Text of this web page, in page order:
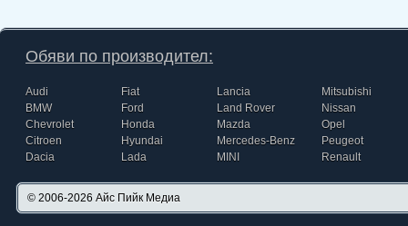
Обяви по производител:
Audi
BMW
Chevrolet
Citroen
Dacia
Fiat
Ford
Honda
Hyundai
Lada
Lancia
Land Rover
Mazda
Mercedes-Benz
MINI
Mitsubishi
Nissan
Opel
Peugeot
Renault
© 2006-2026 Айс Пийк Медиа